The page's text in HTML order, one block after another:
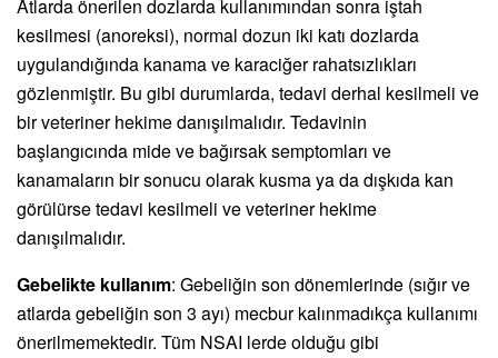
Atlarda önerilen dozlarda kullanımından sonra iştah
kesilmesi (anoreksi), normal dozun iki katı dozlarda
uygulandığında kanama ve karaciğer rahatsızlıkları
gözlenmiştir. Bu gibi durumlarda, tedavi derhal kesilmeli ve
bir veteriner hekime danışılmalıdır. Tedavinin
başlangıcında mide ve bağırsak semptomları ve
kanamaların bir sonucu olarak kusma ya da dışkıda kan
görülürse tedavi kesilmeli ve veteriner hekime
danışılmalıdır.
Gebelikte kullanım: Gebeliğin son dönemlerinde (sığır ve
atlarda gebeliğin son 3 ayı) mecbur kalınmadıkça kullanımı
önerilmemektedir. Tüm NSAI lerde olduğu gibi